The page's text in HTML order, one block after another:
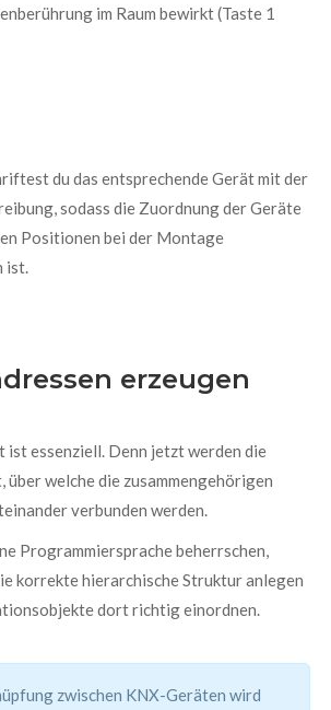
im Raum bewirkt(Taste 1
du das entsprechende Gerät mit der
sodass die Zuordnung der Geräte
Positionen bei der Montage
ist.
erzeugen
ist essenziell. Denn jetzt werden die
über welche die zusammengehörigen
verbunden werden.
Programmiersprache beherrschen,
korrekte hierarchische Struktur anlegen
dort richtig einordnen.
zwischen KNX-Geräten wird